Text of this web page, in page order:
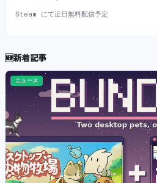
Steam にて近日無料配信予定
🆕新着記事
ニュース